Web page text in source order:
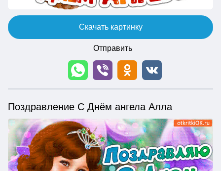
Скачать картинку
Отправить
Поздравление С Днём ангела Алла